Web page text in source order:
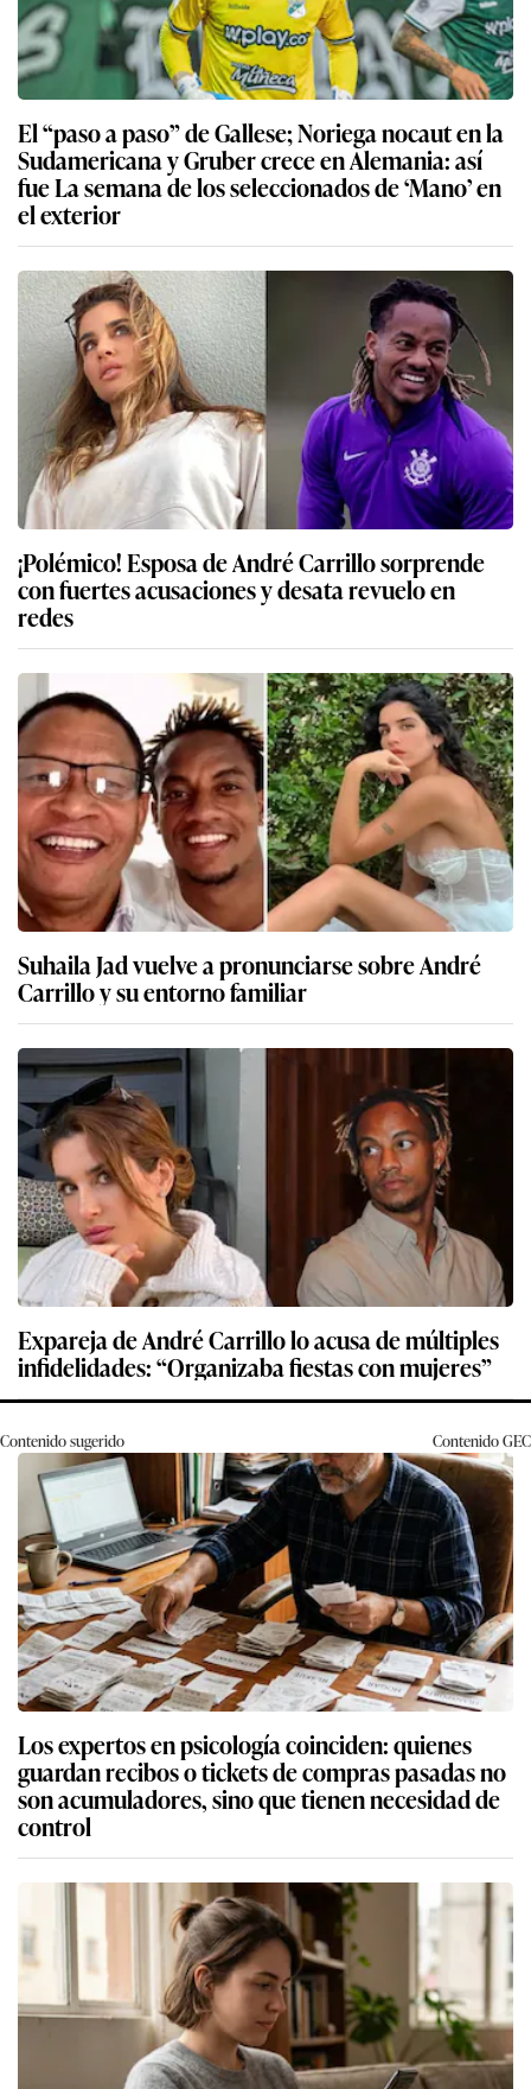
El “paso a paso” de Gallese; Noriega nocaut en la
Sudamericana y Gruber crece en Alemania: así
fue La semana de los seleccionados de ‘Mano’ en
el exterior
¡Polémico! Esposa de André Carrillo sorprende
con fuertes acusaciones y desata revuelo en
redes
Suhaila Jad vuelve a pronunciarse sobre André
Carrillo y su entorno familiar
Expareja de André Carrillo lo acusa de múltiples
infidelidades: “Organizaba fiestas con mujeres”
Contenido sugerido ContenidoGEC
Los expertos en psicología coinciden: quienes
guardan recibos o tickets de compras pasadas no
son acumuladores, sino que tienen necesidad de
control